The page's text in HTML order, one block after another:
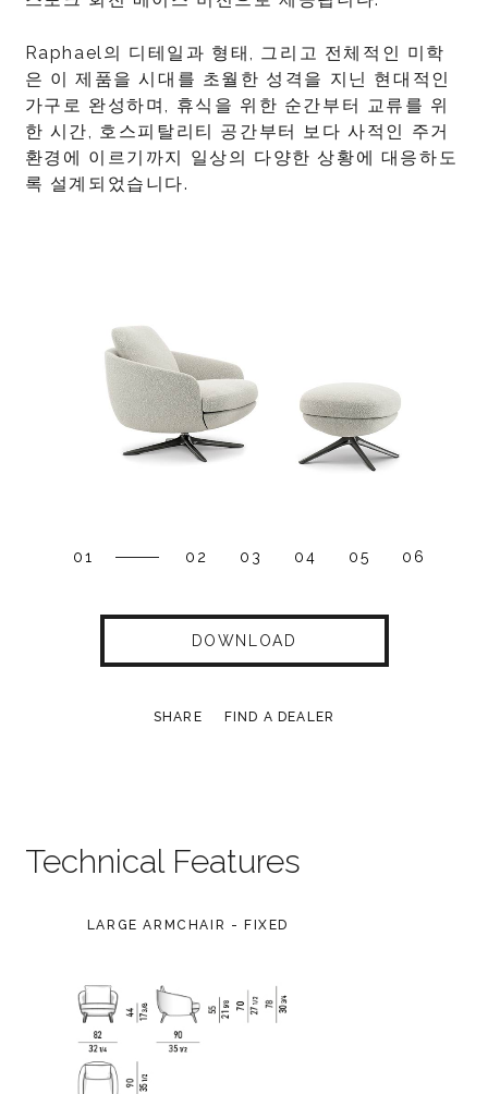
Raphael의 디테일과 형태, 그리고 전체적인 미학
은 이 제품을 시대를 초월한 성격을 지닌 현대적인
가구로 완성하며, 휴식을 위한 순간부터 교류를 위
한 시간, 호스피탈리티 공간부터 보다 사적인 주거
환경에 이르기까지 일상의 다양한 상황에 대응하도
록 설계되었습니다.
01 02 03 04 05 06
DOWNLOAD
SHARE FIND A DEALER
Technical Features
LARGE ARMCHAIR - FIXED